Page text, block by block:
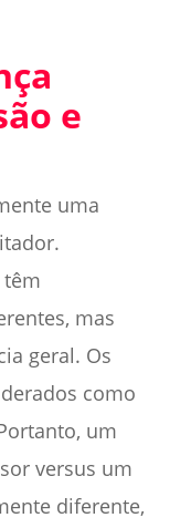
e
uma
mas
geral. Os
como
um
versus um
diferente,